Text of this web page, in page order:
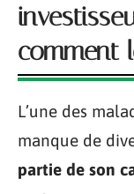
comment
L’une des
manque de
partie de son